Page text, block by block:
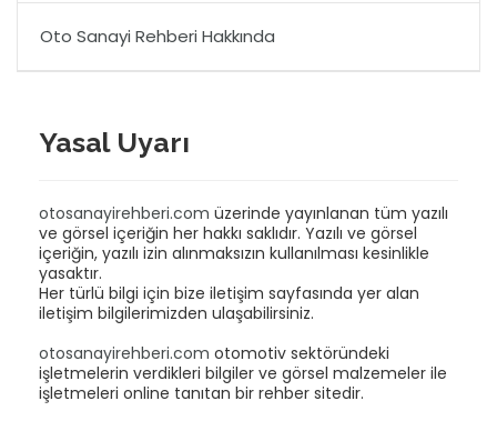
Oto Sanayi Rehberi Hakkında
Yasal Uyarı
otosanayirehberi.com üzerinde yayınlanan tüm yazılı
ve görsel içeriğin her hakkı saklıdır. Yazılı ve görsel
içeriğin, yazılı izin alınmaksızın kullanılması kesinlikle
yasaktır.
Her türlü bilgi için bize iletişim sayfasında yer alan
iletişim bilgilerimizden ulaşabilirsiniz.
otosanayirehberi.com otomotiv sektöründeki
işletmelerin verdikleri bilgiler ve görsel malzemeler ile
işletmeleri online tanıtan bir rehber sitedir.